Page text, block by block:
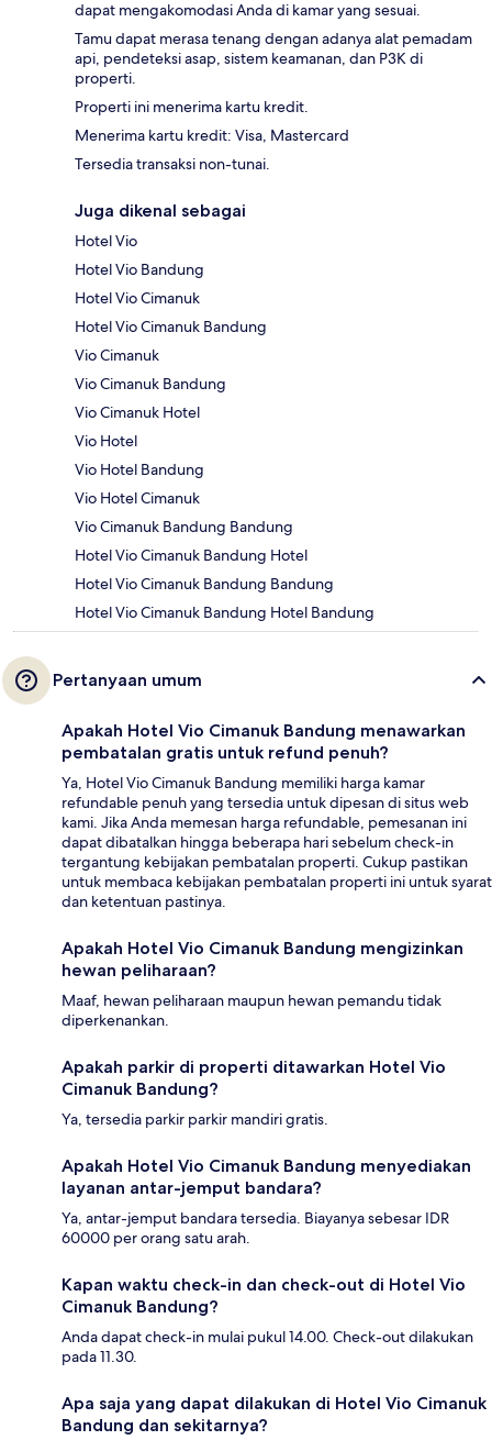
dapat mengakomodasi Anda di kamar yang sesuai.
Tamu dapat merasa tenang dengan adanya alat pemadam
api, pendeteksi asap, sistem keamanan, dan P3K di
properti.
Properti ini menerima kartu kredit.
Menerima kartu kredit: Visa, Mastercard
Tersedia transaksi non-tunai.
Juga dikenal sebagai
Hotel Vio
Hotel Vio Bandung
Hotel Vio Cimanuk
Hotel Vio Cimanuk Bandung
Vio Cimanuk
Vio Cimanuk Bandung
Vio Cimanuk Hotel
Vio Hotel
Vio Hotel Bandung
Vio Hotel Cimanuk
Vio Cimanuk Bandung Bandung
Hotel Vio Cimanuk Bandung Hotel
Hotel Vio Cimanuk Bandung Bandung
Hotel Vio Cimanuk Bandung Hotel Bandung
Pertanyaan umum
Apakah Hotel Vio Cimanuk Bandung menawarkan
pembatalan gratis untuk refund penuh?
Ya, Hotel Vio Cimanuk Bandung memiliki harga kamar
refundable penuh yang tersedia untuk dipesan di situs web
kami. Jika Anda memesan harga refundable, pemesanan ini
dapat dibatalkan hingga beberapa hari sebelum check-in
tergantung kebijakan pembatalan properti. Cukup pastikan
untuk membaca kebijakan pembatalan properti ini untuk syarat
dan ketentuan pastinya.
Apakah Hotel Vio Cimanuk Bandung mengizinkan
hewan peliharaan?
Maaf, hewan peliharaan maupun hewan pemandu tidak
diperkenankan.
Apakah parkir di properti ditawarkan Hotel Vio
Cimanuk Bandung?
Ya, tersedia parkir parkir mandiri gratis.
Apakah Hotel Vio Cimanuk Bandung menyediakan
layanan antar-jemput bandara?
Ya, antar-jemput bandara tersedia. Biayanya sebesar IDR
60000 per orang satu arah.
Kapan waktu check-in dan check-out di Hotel Vio
Cimanuk Bandung?
Anda dapat check-in mulai pukul 14.00. Check-out dilakukan
pada 11.30.
Apa saja yang dapat dilakukan di Hotel Vio Cimanuk
Bandung dan sekitarnya?